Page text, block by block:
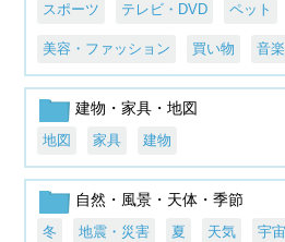
スポーツ テレビ・DVD ペット
美容・ファッション 買い物 音
建物・家具・地図
地図 家具 建物
自然・風景・天体・季節
冬 地震・災害 夏 天気 宇宙